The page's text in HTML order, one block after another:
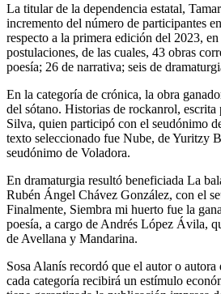
La titular de la dependencia estatal,
incremento del número de participantes
respecto a la primera edición del 2023, en
postulaciones, de las cuales, 43 obras
poesía; 26 de narrativa; seis de
En la categoría de crónica, la obra
del sótano. Historias de rockanrol,
Silva, quien participó con el seudónimo
texto seleccionado fue Nube, de Yuritzy
seudónimo de Voladora.
En dramaturgia resultó beneficiada La
Rubén Ángel Chávez González, con el
Finalmente, Siembra mi huerto fue la
poesía, a cargo de Andrés López Ávila,
de Avellana y Mandarina.
Sosa Alanís recordó que el autor o autora
cada categoría recibirá un estímulo